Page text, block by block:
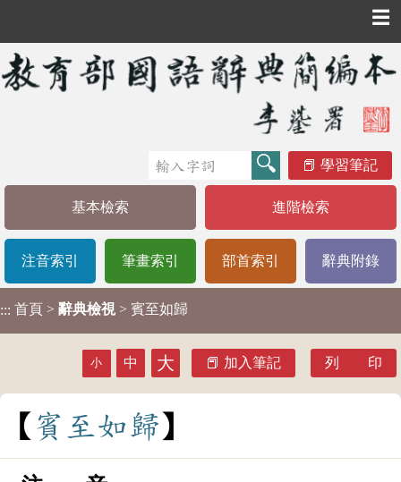
☰
學習筆記
基本檢索 進階檢索
注音索引 筆畫索引 部首索引 辭典附錄
::: 首頁 > 辭典檢視 > 賓至如歸
小 中 大 加入筆記 列 印
賓 至如 歸